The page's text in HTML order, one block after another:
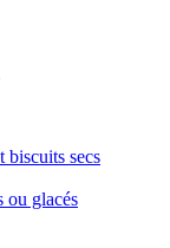
biscuits secs
ou glacés